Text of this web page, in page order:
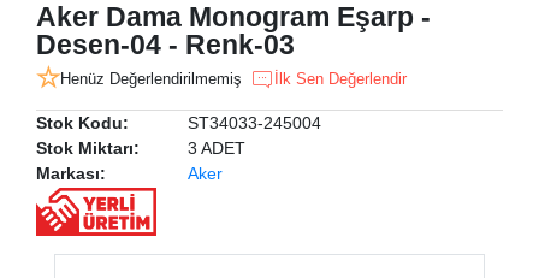
Aker Dama Monogram Eşarp -
Desen-04 - Renk-03
Henüz Değerlendirilmemiş İlk Sen Değerlendir
Stok Kodu:
ST34033-245004
Stok Miktarı:
3 ADET
Markası:
Aker